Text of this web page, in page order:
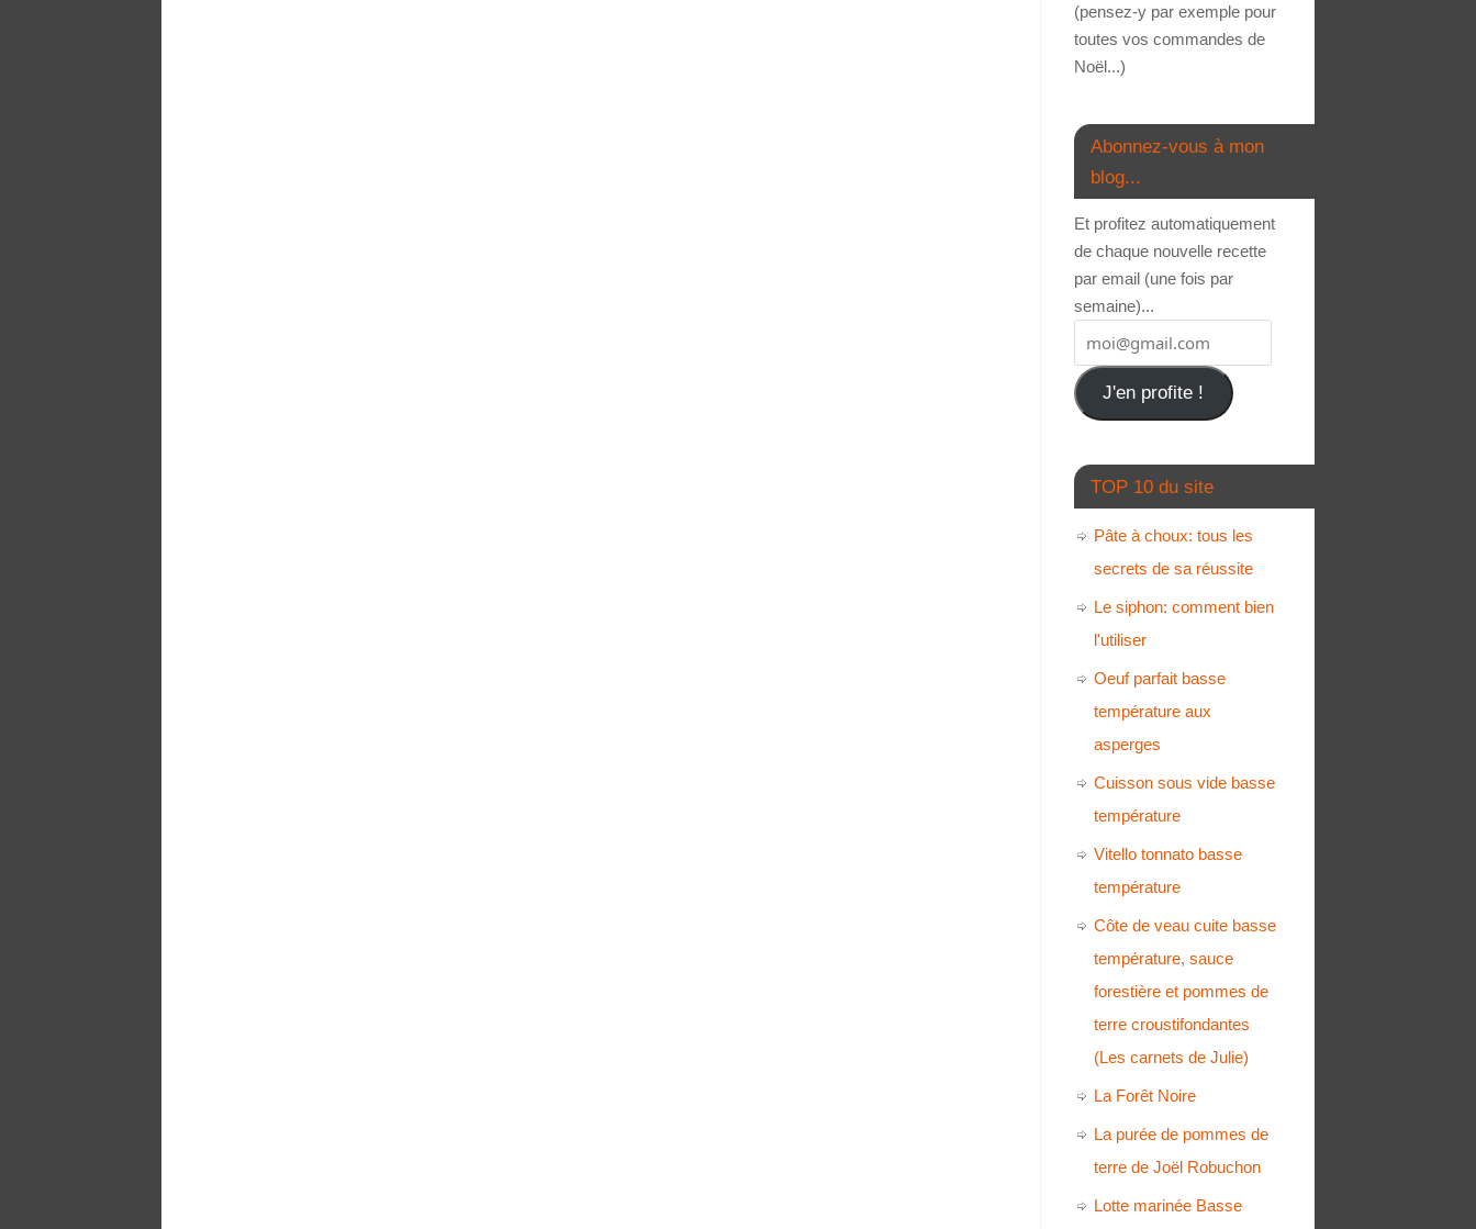
(pensez-y par exemple pour
toutes vos commandes de
Noël...)
Abonnez-vous à mon
blog...
Et profitez automatiquement
de chaque nouvelle recette
par email (une fois par
semaine)...
J'en profite !
TOP 10 du site
Pâte à choux: tous les
secrets de sa réussite
Le siphon: comment bien
l'utiliser
Oeuf parfait basse
température aux
asperges
Cuisson sous vide basse
température
Vitello tonnato basse
température
Côte de veau cuite basse
température, sauce
forestière et pommes de
terre croustifondantes
(Les carnets de Julie)
La Forêt Noire
La purée de pommes de
terre de Joël Robuchon
Lotte marinée Basse